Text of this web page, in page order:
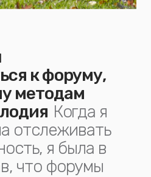
к форуму,
методам
Когда я
отслеживать
я была в
что форумы